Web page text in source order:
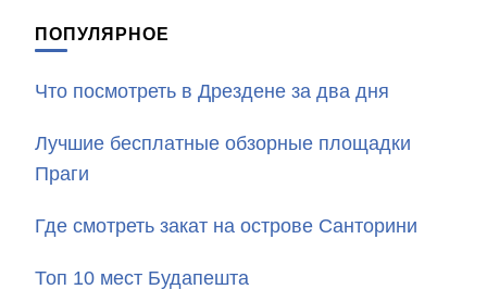
ПОПУЛЯРНОЕ
Что посмотреть в Дрездене за два дня
Лучшие бесплатные обзорные площадки
Праги
Где смотреть закат на острове Санторини
Топ 10 мест Будапешта